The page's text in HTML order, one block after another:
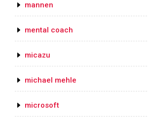
mannen
mental coach
micazu
michael mehle
microsoft